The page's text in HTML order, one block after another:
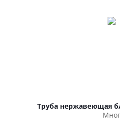
Труба нержавеющая